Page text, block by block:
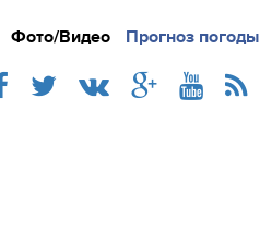
Фото/Видео Прогноз погоды
Подробно Новости